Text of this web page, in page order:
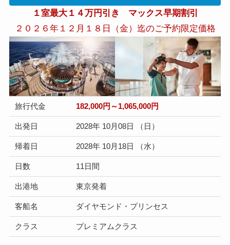
１室最大１４万円引き マックス早期割引
２０２６年１２月１８日（金）迄のご予約限定価格
旅行代金 182,000円～1,065,000円
出発日 2028年 10月08日 （日）
帰着日 2028年 10月18日 （水）
日数 11日間
出港地 東京発着
客船名 ダイヤモンド・プリンセス
クラス プレミアムクラス